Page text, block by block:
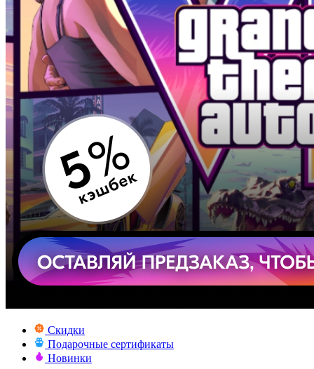
Скидки
Подарочные сертификаты
Новинки